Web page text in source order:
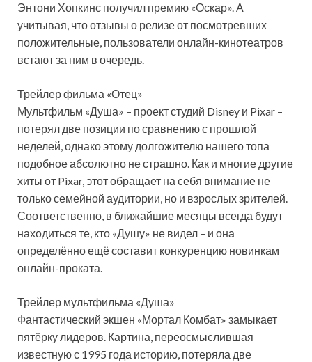
Энтони Хопкинс получил премию «Оскар». А
учитывая, что отзывы о релизе от посмотревших
положительные, пользователи онлайн-кинотеатров
встают за ним в очередь.
Трейлер фильма «Отец»
Мультфильм «Душа» – проект студий Disney и Pixar –
потерял две позиции по сравнению с прошлой
неделей, однако этому долгожителю нашего топа
подобное абсолютно не страшно. Как и многие другие
хиты от Pixar, этот обращает на себя внимание не
только семейной аудитории, но и взрослых зрителей.
Соответственно, в ближайшие месяцы всегда будут
находиться те, кто «Душу» не видел – и она
определённо ещё составит конкуренцию новинкам
онлайн-проката.
Трейлер мультфильма «Душа»
Фантастический экшен «Мортал Комбат» замыкает
пятёрку лидеров. Картина, переосмыслившая
известную с 1995 года историю, потеряла две